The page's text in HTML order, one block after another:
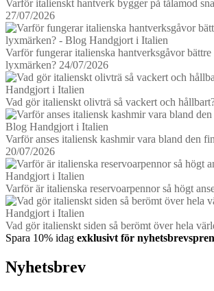
Varför italienskt hantverk bygger på tålamod
27/07/2026
Varför fungerar italienska hantverksgåvor
lyxmärken? 24/07/2026
Vad gör italienskt olivträ så vackert och
Varför anses italiensk kashmir vara bland den
20/07/2026
Varför är italienska reservoarpennor så högt
Vad gör italienskt siden så berömt över hela
Spara 10% idag exklusivt för
Nyhetsbrev